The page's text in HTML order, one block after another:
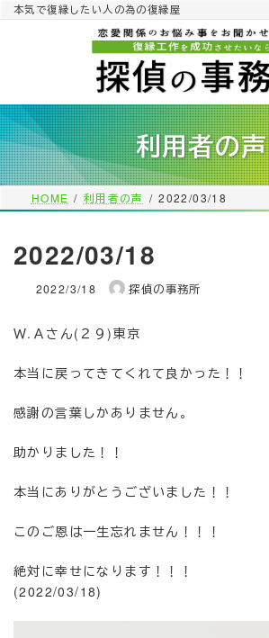
へ
ス
キ
ッ
プ
ョ
ン
に
移
動
本気で復縁したい人の為の復縁屋
利用者の声
HOME 利用者の声 2022/03/18
2022/03/18
2022/3/18 探偵の事務所
Ｗ.Ａさん(２９)東京
本当に戻ってきてくれて良かった！！
感謝の言葉しかありません。
助かりました！！
本当にありがとうございました！！
このご恩は一生忘れません！！！
絶対に幸せになります！！！
(2022/03/18)